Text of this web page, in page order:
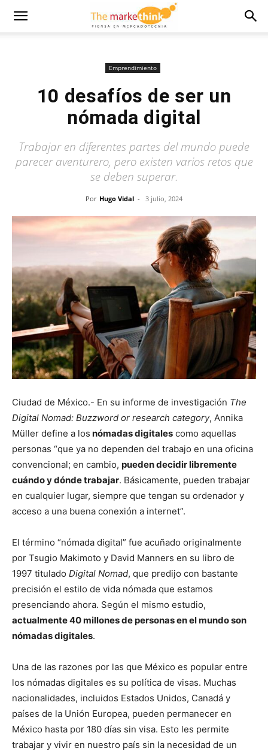
Emprendimiento
10 desafíos de ser un
nómada digital
Trabajar en diferentes partes del mundo puede
parecer aventurero, pero existen varios retos que
se deben superar.
Por Hugo Vidal - 3 julio, 2024
Ciudad de México.- En su informe de investigación The
Digital Nomad: Buzzword or research category, Annika
Müller define a los nómadas digitales como aquellas
personas “que ya no dependen del trabajo en una oficina
convencional; en cambio, pueden decidir libremente
cuándo y dónde trabajar. Básicamente, pueden trabajar
en cualquier lugar, siempre que tengan su ordenador y
acceso a una buena conexión a internet”.
El término “nómada digital” fue acuñado originalmente
por Tsugio Makimoto y David Manners en su libro de
1997 titulado Digital Nomad, que predijo con bastante
precisión el estilo de vida nómada que estamos
presenciando ahora. Según el mismo estudio,
actualmente 40 millones de personas en el mundo son
nómadas digitales.
Una de las razones por las que México es popular entre
los nómadas digitales es su política de visas. Muchas
nacionalidades, incluidos Estados Unidos, Canadá y
países de la Unión Europea, pueden permanecer en
México hasta por 180 días sin visa. Esto les permite
trabajar y vivir en nuestro país sin la necesidad de un